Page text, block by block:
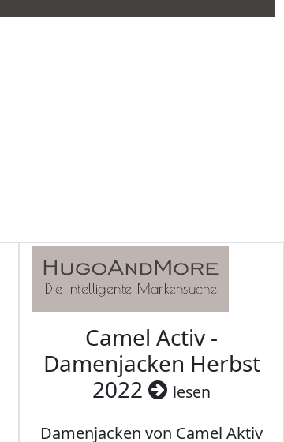
Camel Activ -
Damenjacken Herbst
2022
lesen
Damenjacken von Camel Aktiv